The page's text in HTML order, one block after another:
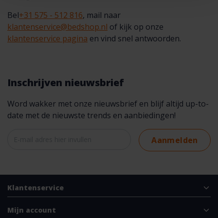
Bel+31 575 - 512 816, mail naar
klantenservice@bedshop.nl of kijk op onze
klantenservice pagina en vind snel antwoorden.
Inschrijven nieuwsbrief
Word wakker met onze nieuwsbrief en blijf altijd up-to-
date met de nieuwste trends en aanbiedingen!
Aanmelden
Klantenservice
Mijn account